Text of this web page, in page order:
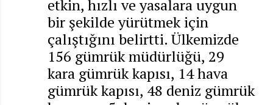
etkin, hızlı ve yasalara uygun
bir şekilde yürütmek için
çalıştığını belirtti. Ülkemizde
156 gümrük müdürlüğü, 29
kara gümrük kapısı, 14 hava
gümrük kapısı, 48 deniz gümrük